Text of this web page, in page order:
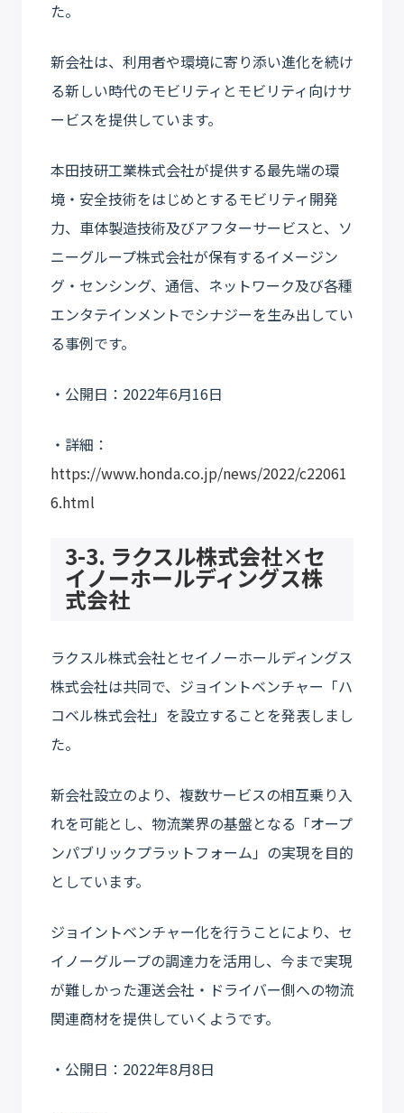
た。
新会社は、利用者や環境に寄り添い進化を続け
る新しい時代のモビリティとモビリティ向けサ
ービスを提供しています。
本田技研工業株式会社が提供する最先端の環
境・安全技術をはじめとするモビリティ開発
力、車体製造技術及びアフターサービスと、ソ
ニーグループ株式会社が保有するイメージン
グ・センシング、通信、ネットワーク及び各種
エンタテインメントでシナジーを生み出してい
る事例です。
・公開日：2022年6月16日
・詳細：
https://www.honda.co.jp/news/2022/c22061
6.html
3-3. ラクスル株式会社×セ
イノーホールディングス株
式会社
ラクスル株式会社とセイノーホールディングス
株式会社は共同で、ジョイントベンチャー「ハ
コベル株式会社」を設立することを発表しまし
た。
新会社設立のより、複数サービスの相互乗り入
れを可能とし、物流業界の基盤となる「オープ
ンパブリックプラットフォーム」の実現を目的
としています。
ジョイントベンチャー化を行うことにより、セ
イノーグループの調達力を活用し、今まで実現
が難しかった運送会社・ドライバー側への物流
関連商材を提供していくようです。
・公開日：2022年8月8日